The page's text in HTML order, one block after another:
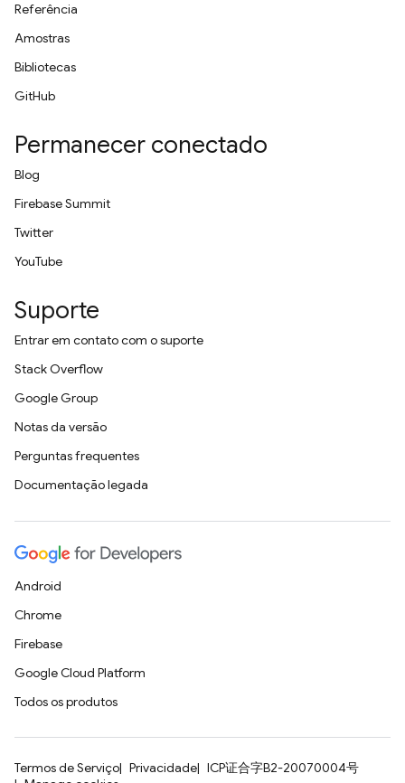
Referência
Amostras
Bibliotecas
GitHub
Permanecer conectado
Blog
Firebase Summit
Twitter
YouTube
Suporte
Entrar em contato com o suporte
Stack Overflow
Google Group
Notas da versão
Perguntas frequentes
Documentação legada
Android
Chrome
Firebase
Google Cloud Platform
Todos os produtos
Termos de Serviço Privacidade
ICP证合字B2-20070004号